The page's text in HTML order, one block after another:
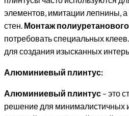
элементов, имитации лепнины, а
стен. Монтаж
потребовать специальных
для создания изысканных
Алюминиевый плинтус:
Алюминиевый плинтус – это
решение для минималистичных